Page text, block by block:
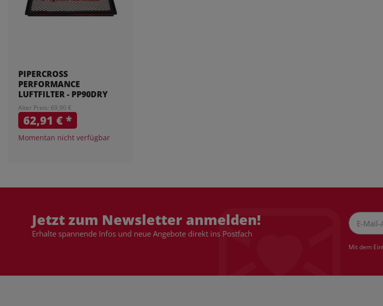
PIPERCROSS
PERFORMANCE
LUFTFILTER - PP90DRY
Alter Preis: 69,90 €
62,91 €*
Momentan nicht verfügbar
Jetzt zum Newsletter anmelden!
Erhalte spannende Infos und neue Angebote direkt ins Postfach
Mit dem